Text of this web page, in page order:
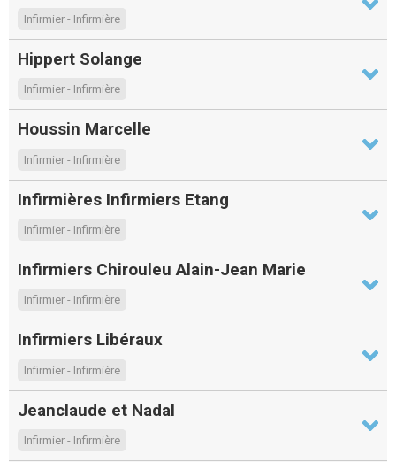
Infirmier - Infirmière
Hippert Solange
Infirmier - Infirmière
Houssin Marcelle
Infirmier - Infirmière
Infirmières Infirmiers Etang
Infirmier - Infirmière
Infirmiers Chirouleu Alain-Jean Marie
Infirmier - Infirmière
Infirmiers Libéraux
Infirmier - Infirmière
Jeanclaude et Nadal
Infirmier - Infirmière